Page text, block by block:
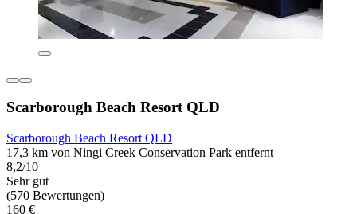
Scarborough Beach Resort QLD
Scarborough Beach Resort QLD
17,3 km von Ningi Creek Conservation Park entfernt
8,2/10
Sehr gut
(570 Bewertungen)
160 €